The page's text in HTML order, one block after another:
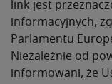
link jest
informacyjnych,
Parlamentu
Niezależnie od
informowani, że